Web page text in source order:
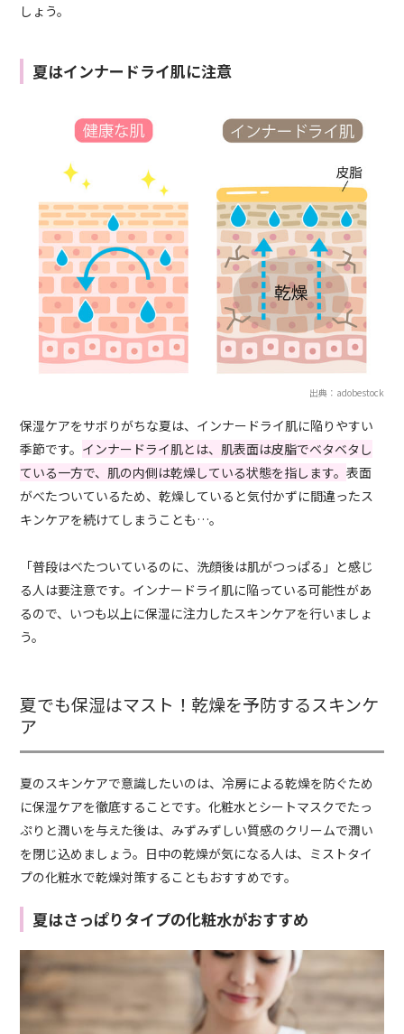
しょう。
夏はインナードライ肌に注意
出典：adobestock
保湿ケアをサボりがちな夏は、インナードライ肌に陥りやすい
季節です。 インナードライ肌とは、肌表面は皮脂でベタベタし
ている一方で、肌の内側は乾燥している状態を指します。表面
がべたついているため、乾燥していると気付かずに間違ったス
キンケアを続けてしまうことも…。
「普段はべたついているのに、洗顔後は肌がつっぱる」と感じ
る人は要注意です。インナードライ肌に陥っている可能性があ
るので、いつも以上に保湿に注力したスキンケアを行いましょ
う。
夏でも保湿はマスト！乾燥を予防するスキンケ
ア
夏のスキンケアで意識したいのは、冷房による乾燥を防ぐため
に保湿ケアを徹底することです。化粧水とシートマスクでたっ
ぷりと潤いを与えた後は、みずみずしい質感のクリームで潤い
を閉じ込めましょう。日中の乾燥が気になる人は、ミストタイ
プの化粧水で乾燥対策することもおすすめです。
夏はさっぱりタイプの化粧水がおすすめ